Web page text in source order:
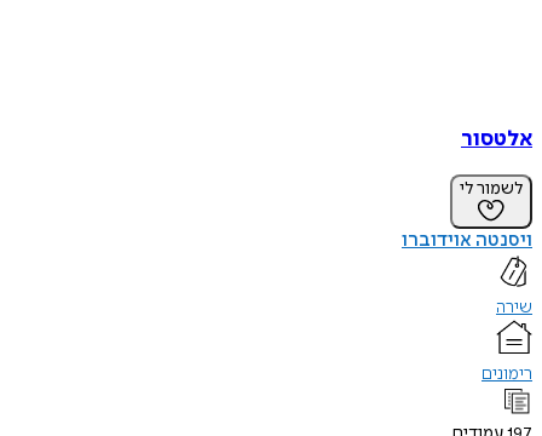
אלטסור
לשמור לי
ויסנטה אוידוברו
שירה
רימונים